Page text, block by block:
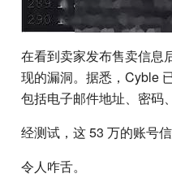
在看到卖家发布售卖信息
现的漏洞。据悉，Cyble
包括电子邮件地址、密码
经测试，这 53 万的账号
令人咋舌。